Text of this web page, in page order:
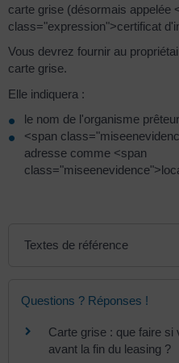
carte grise (désormais appelée
class="expression">certificat
Vous devrez fournir au
carte grise.
Elle indiquera :
le nom de l'organisme
<span
adresse comme <span
Textes de référence
Questions ? Réponses !
Carte grise : que faire
avant la fin du leasing ?